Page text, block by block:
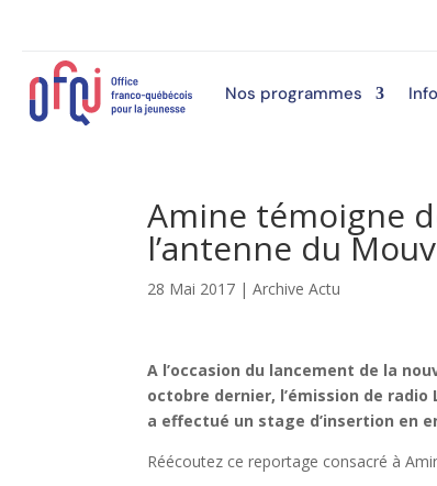
Nos programmes
Amine témoigne
l’antenne du Mouv
28 Mai 2017 |Archive Actu
A l’occasion du lancement de la
octobre dernier, l’émission de radio
a effectué un stage d’insertion en
Réécoutez ce reportage consacré à